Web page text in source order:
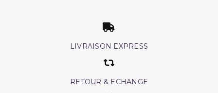
LIVRAISON EXPRESS
RETOUR & ECHANGE